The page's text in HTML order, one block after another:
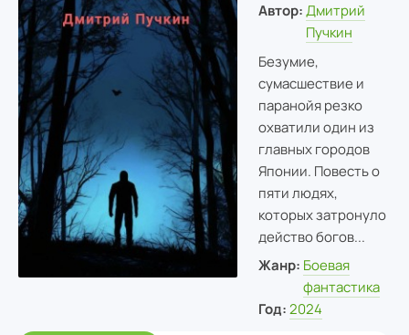
Автор: Дмитрий
Пучкин
Безумие,
сумасшествие и
паранойя резко
охватили один из
главных городов
Японии. Повесть о
пяти людях,
которых затронуло
действо богов...
Жанр: Боевая
фантастика
Год: 2024